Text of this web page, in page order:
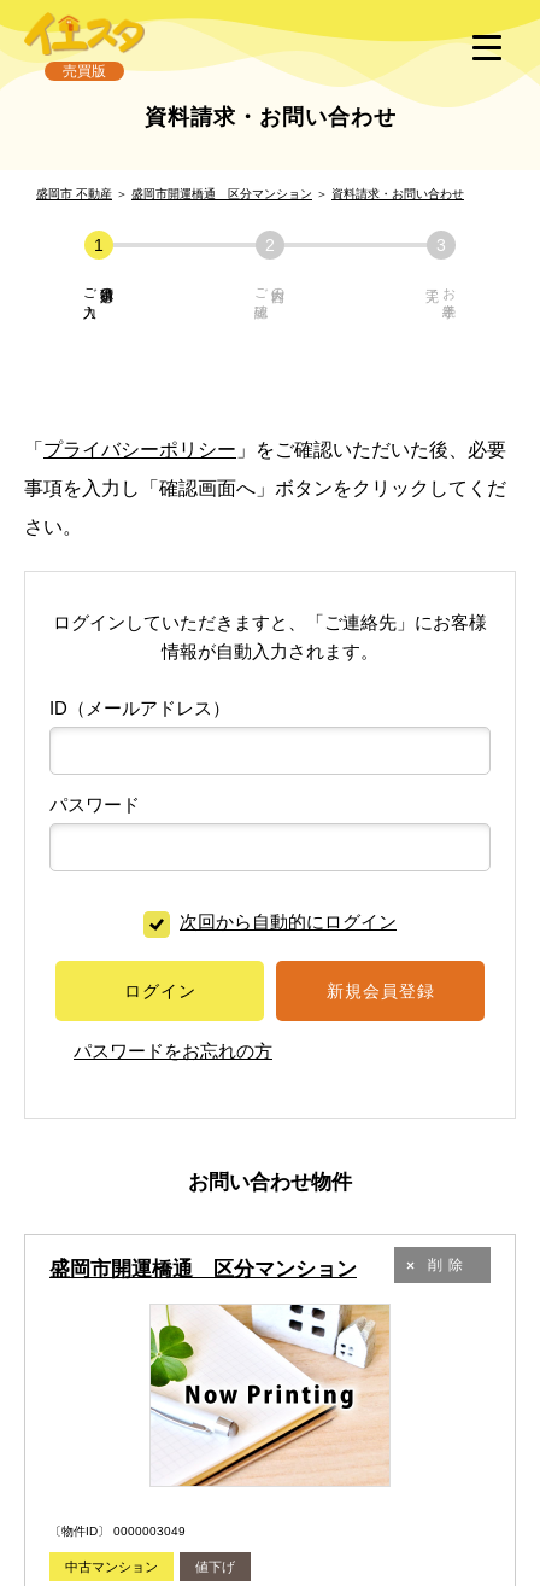
売買版
資料請求・お問い合わせ
盛岡市 不動産 ＞ 盛岡市開運橋通 区分マンション ＞ 資料請求・お問い合わせ
必須項目の
ご入力 内容の
ご確認 お手続き
「 プライバシーポリシー 」をご確認いただいた後、必要
事項を入力し「確認画面へ」ボタンをクリックしてくだ
さい。
ログインしていただきますと、「ご連絡先」にお客様
情報が自動入力されます。
ID（メールアドレス）
パスワード
次回から自動的にログイン
ログイン 新規会員登録
パスワードをお忘れの方
お問い合わせ物件
盛岡市開運橋通 区分マンション 削除
〔物件ID〕 0000003049
中古マンション 値下げ